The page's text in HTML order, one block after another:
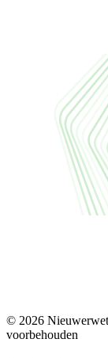
© 2026
voorbehouden